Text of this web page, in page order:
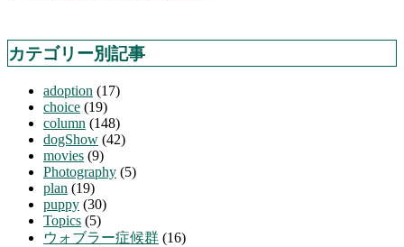
カテゴリー別記事
adoption (17)
choice (19)
column (148)
dogShow (42)
movies (9)
Photography (5)
plan (19)
puppy (30)
Topics (5)
ウォブラー症候群 (16)